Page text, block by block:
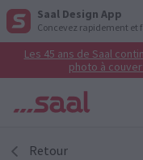
Saal Design App
Concevez rapidement et
Les 45 ans de Saal
photo à
Retour